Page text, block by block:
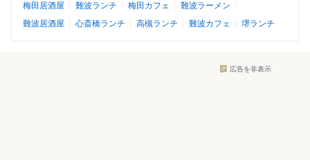
梅田居酒屋
難波ランチ 梅田カフェ
難波ラーメン
難波居酒屋
心斎橋ランチ 高槻ランチ 難波カフェ 堺ランチ
広告を非表示